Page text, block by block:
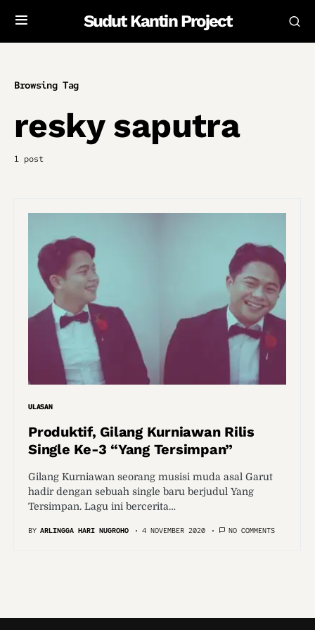
Sudut Kantin Project
Browsing Tag
resky saputra
1 post
ULASAN
Produktif, Gilang Kurniawan Rilis
Single Ke-3 “Yang Tersimpan”
Gilang Kurniawan seorang musisi muda asal Garut
hadir dengan sebuah single baru berjudul Yang
Tersimpan. Lagu ini bercerita…
BY ARLINGGA HARI NUGROHO 4 NOVEMBER 2020 NO COMMENTS